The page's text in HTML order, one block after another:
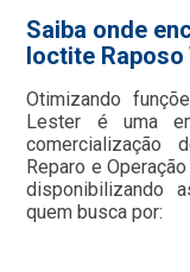
Saiba onde
loctite Raposo
Otimizando
Lester é uma
comercialização
Reparo e
disponibilizando
quem busca por: